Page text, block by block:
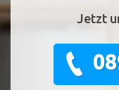
Jetzt